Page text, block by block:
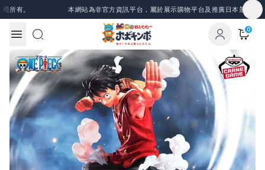
Skip to content
有。 本網站為非官方資訊平台，屬於展示購物平台及推廣日本景品、一
0